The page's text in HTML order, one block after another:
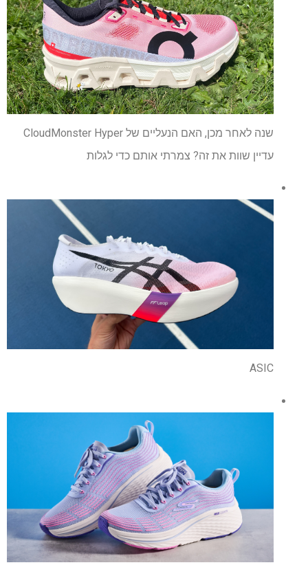
שנה לאחר מכן, האם הנעליים של CloudMonster Hyper
עדיין שוות את זה? צמרתי אותם כדי לגלות
ASIC